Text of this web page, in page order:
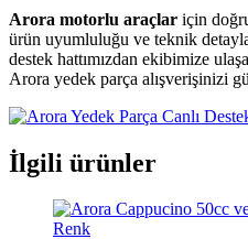
Arora motorlu araçlar için
ürün uyumluluğu ve teknik
destek hattımızdan ekibimize
Arora yedek parça alışverişinizi
İlgili ürünler